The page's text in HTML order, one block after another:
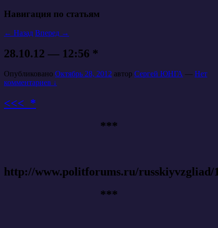
Навигация по статьям
← Назад Вперед →
28.10.12 — 12:56 *
Опубликовано Октябрь 28, 2012 автор Сергей ЮНГА — Нет
комментариев ↓
<<< *
***
http://www.politforums.ru/russkiyvzgliad/
***